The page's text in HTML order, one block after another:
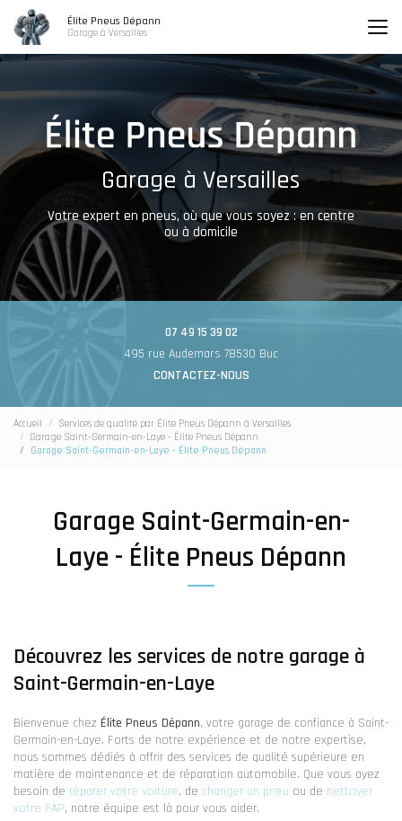
contenu
principal
Élite Pneus Dépann
Garage à Versailles
Garage à Versailles
Votre expert en pneus, où que vous soyez : en centre
ou à domicile
07 49 15 39 02
495 rue Audemars 78530 Buc
CONTACTEZ-NOUS
Accueil
Services de qualité par Élite Pneus Dépann à Versailles
Garage Saint-Germain-en-Laye - Élite Pneus Dépann
Garage Saint-Germain-en-Laye - Élite Pneus Dépann
Garage Saint-Germain-en-
Laye - Élite Pneus Dépann
Découvrez les services de notre garage à
Saint-Germain-en-Laye
Bienvenue chez Élite Pneus Dépann, votre garage de confiance à Saint-
Germain-en-Laye. Forts de notre expérience et de notre expertise,
nous sommes dédiés à offrir des services de qualité supérieure en
matière de maintenance et de réparation automobile. Que vous ayez
besoin de réparer votre voiture, de changer un pneu ou de nettoyer
votre FAP, notre équipe est là pour vous aider.